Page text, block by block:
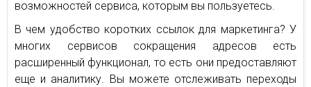
возможностей сервиса, которым вы пользуетесь.
В чем удобство коротких ссылок для маркетинга? У
многих сервисов сокращения адресов есть
расширенный функционал, то есть они предоставляют
еще и аналитику. Вы можете отслеживать переходы